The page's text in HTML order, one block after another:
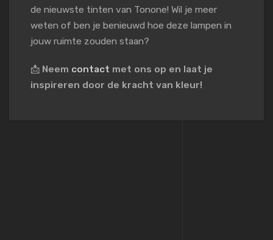
de nieuwste tinten van Tonone! Wil je meer
weten of ben je benieuwd hoe deze lampen in
jouw ruimte zouden staan?
📩 Neem contact met ons op en laat je
inspireren door de kracht van kleur!